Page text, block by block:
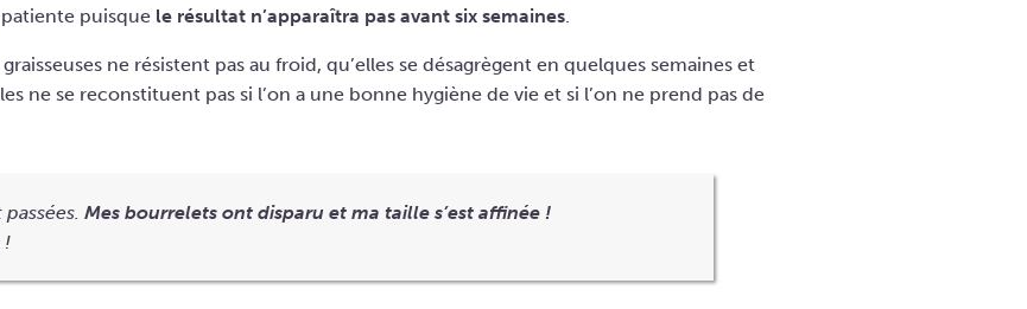
puisque le résultat n’apparaîtra pas avant six semaines
ne résistent pas au froid, qu’elles se désagrègent en quelques semaines et
ne se reconstituent pas si l’on a une bonne hygiène de vie et si l’on ne prend pas de
Mes bourrelets ont disparu et ma taille s’est affinée !
!